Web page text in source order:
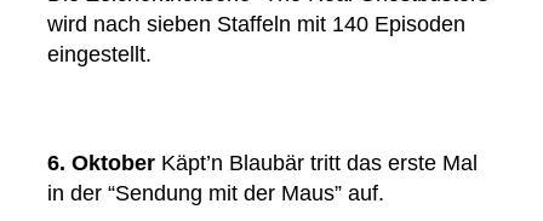
wird nach sieben Staffeln mit 140 Episoden
eingestellt.
6. Oktober Käpt’n Blaubär tritt das erste Mal
in der “Sendung mit der Maus” auf.